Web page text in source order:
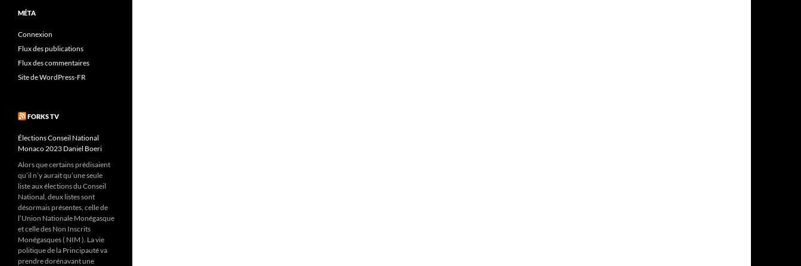
MÉTA
Connexion
Flux des publications
Flux des commentaires
Site de WordPress-FR
FORKS TV
Élections Conseil National
Monaco 2023 Daniel Boeri
Alors que certains prédisaient
qu’il n’y aurait qu’une seule
liste aux élections du Conseil
National, deux listes sont
désormais présentes, celle de
l’Union Nationale Monégasque
et celle des Non Inscrits
Monégasques ( NIM ). La vie
politique de la Principauté va
prendre dorénavant une